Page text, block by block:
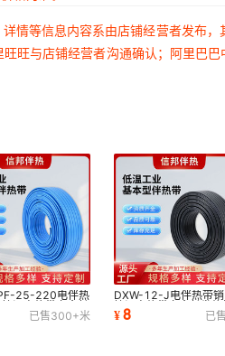
情等信息内容系由店铺经营者发布
旺与店铺经营者沟通确认；阿里巴
25-220电伴热
控温电热带寿命长
冻融雪
已售300+米
DXW-12-J电伴热带销
控温电热带寿命长发热
防冻融雪批发厂直
¥8 已售